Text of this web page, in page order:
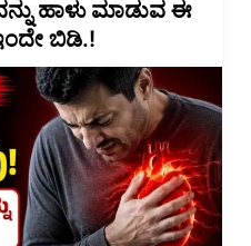
ಹಾಳು ಮಾಡುವ ಈ
ಬಿಡಿ.!